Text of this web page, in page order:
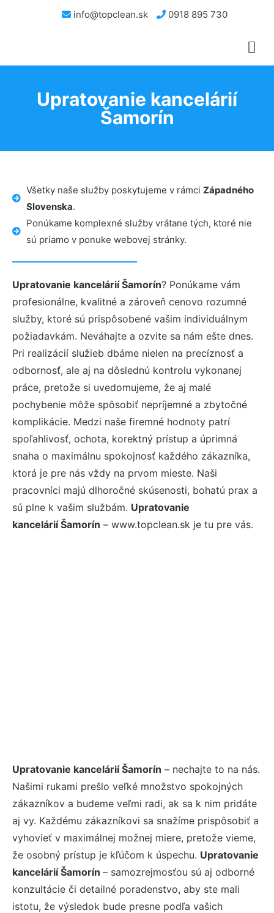
info@topclean.sk 0918 895 730
Upratovanie kancelárií
Šamorín
Všetky naše služby poskytujeme v rámci Západného
Slovenska.
Ponúkame komplexné služby vrátane tých, ktoré nie
sú priamo v ponuke webovej stránky.
Upratovanie kancelárií Šamorín? Ponúkame vám
profesionálne, kvalitné a zároveň cenovo rozumné
služby, ktoré sú prispôsobené vašim individuálnym
požiadavkám. Neváhajte a ozvite sa nám ešte dnes.
Pri realizácií služieb dbáme nielen na precíznosť a
odbornosť, ale aj na dôslednú kontrolu vykonanej
práce, pretože si uvedomujeme, že aj malé
pochybenie môže spôsobiť nepríjemné a zbytočné
komplikácie. Medzi naše firemné hodnoty patrí
spoľahlivosť, ochota, korektný prístup a úprimná
snaha o maximálnu spokojnosť každého zákazníka,
ktorá je pre nás vždy na prvom mieste. Naši
pracovníci majú dlhoročné skúsenosti, bohatú prax a
sú plne k vašim službám. Upratovanie
kancelárií Šamorín – www.topclean.sk je tu pre vás.
Upratovanie kancelárií Šamorín – nechajte to na nás.
Našimi rukami prešlo veľké množstvo spokojných
zákazníkov a budeme veľmi radi, ak sa k nim pridáte
aj vy. Každému zákazníkovi sa snažíme prispôsobiť a
vyhovieť v maximálnej možnej miere, pretože vieme,
že osobný prístup je kľúčom k úspechu. Upratovanie
kancelárií Šamorín – samozrejmosťou sú aj odborné
konzultácie či detailné poradenstvo, aby ste mali
istotu, že výsledok bude presne podľa vašich